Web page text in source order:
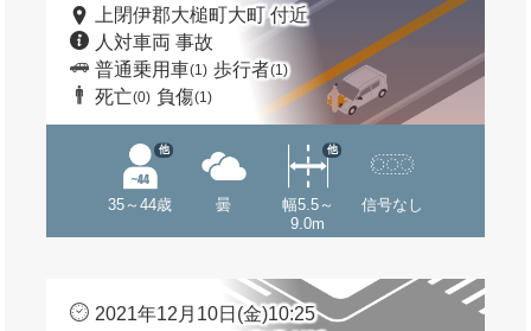
上閉伊郡大槌町大町 付近
人対車両 事故
普通乗用車(1) 歩行者(1)
死亡(0) 負傷(1)
35～44歳
他
曇
幅5.5～
9.0m
他
信号なし
2021年12月10日(金)10:25